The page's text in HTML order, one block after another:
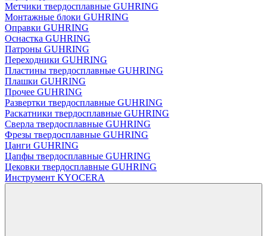
Метчики твердосплавные GUHRING
Монтажные блоки GUHRING
Оправки GUHRING
Оснастка GUHRING
Патроны GUHRING
Переходники GUHRING
Пластины твердосплавные GUHRING
Плашки GUHRING
Прочее GUHRING
Развертки твердосплавные GUHRING
Раскатники твердосплавные GUHRING
Сверла твердосплавные GUHRING
Фрезы твердосплавные GUHRING
Цанги GUHRING
Цапфы твердосплавные GUHRING
Цековки твердосплавные GUHRING
Инструмент KYOCERA